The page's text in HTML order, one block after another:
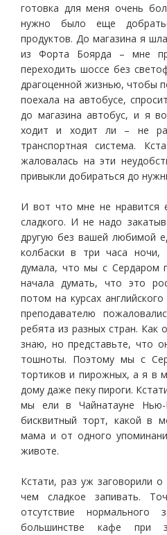
готовка для меня очень
нужно было еще
продуктов. До магазина я
из Форта Боярда – мне
переходить шоссе без
драгоценной жизнью, чтобы
поехала на автобусе,
до магазина автобус, и я
ходит и ходит ли – не
транспортная система.
жаловалась на эти
привыкли добираться до
И вот что мне не
сладкого. И не надо
другую без вашей любимой
колбаски в три часа ночи,
думала, что мы с Сердаром
начала думать, что это
потом на курсах
преподавателю
ребята из разных стран. Как
знаю, но представьте, что
тошноты. Поэтому мы с
тортиков и пирожных, а я в
дому даже пеку пироги.
мы ели в Чайнатауне
бисквитный торт, какой в
мама и от одного
животе.
Кстати, раз уж заговорили
чем сладкое запивать.
отсутствие
большинстве кафе при